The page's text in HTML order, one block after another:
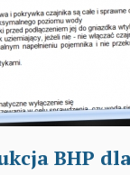
BHP